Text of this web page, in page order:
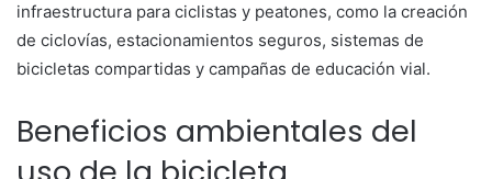
infraestructura para ciclistas y peatones, como la creación
de ciclovías, estacionamientos seguros, sistemas de
bicicletas compartidas y campañas de educación vial.
Beneficios ambientales del